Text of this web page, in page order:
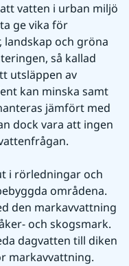
vatten i urban miljö
ge vika för
landskap och gröna
så kallad
utsläppen av
kan minska samt
jämfört med
dock vara att ingen
i rörledningar och
områdena.
den markavvattning
och skogsmark.
dagvatten till diken
markavvattning.